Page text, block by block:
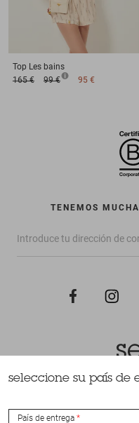
Top Les bains
165 €
99 € 95 €
TENEMOS
Todos los
seleccione su país de
País de entrega